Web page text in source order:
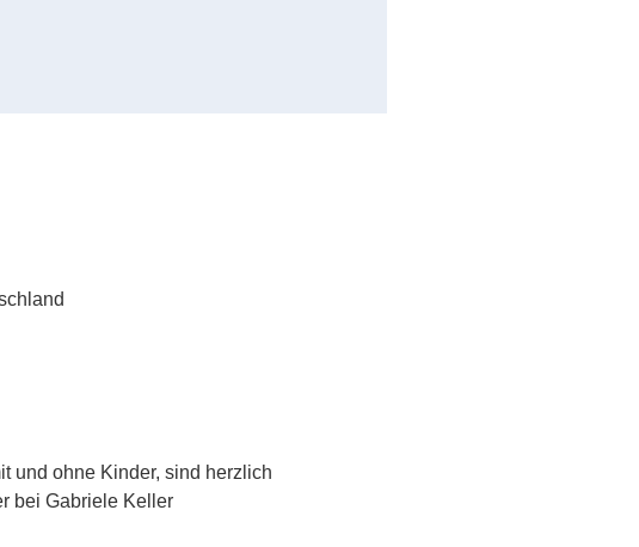
und ohne Kinder, sind herzlich
bei Gabriele Keller